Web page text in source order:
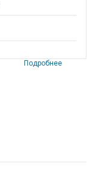
Подробнее